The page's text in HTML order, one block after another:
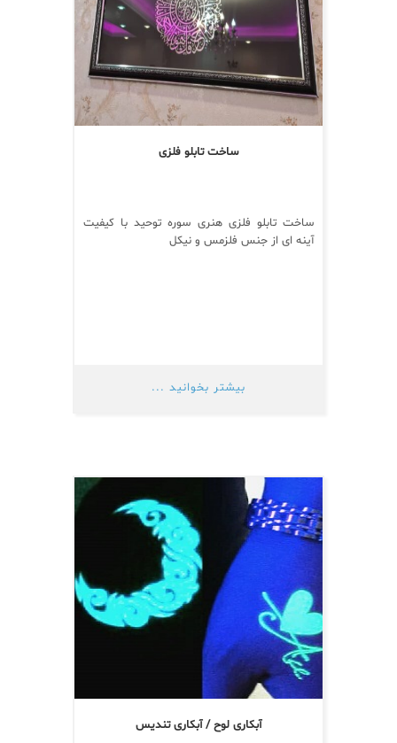
ساخت تابلو فلزی
ساخت تابلو فلزی هنری سوره توحید با کیفیت
آینه ای از جنس فلزمس و نیکل
بیشتر بخوانید ...
آبکاری لوح / آبکاری تندیس